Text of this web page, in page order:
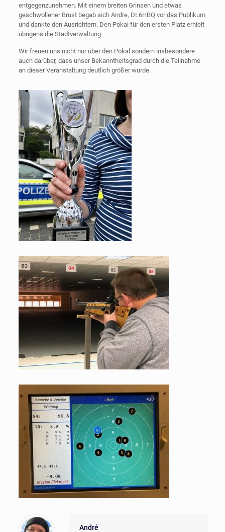
entgegenzunehmen. Mit einem breiten Grinsen und etwas
geschwollener Brust begab sich Andre, DL6HBQ vor das Publikum
und dankte den Ausrichtern. Den Pokal für den ersten Platz erhielt
übrigens die Stadtverwaltung.
Wir freuen uns nicht nur über den Pokal sondern insbesondere
auch darüber, dass unser Bekanntheitsgrad durch die Teilnahme
an dieser Veranstaltung deutlich größer wurde.
André